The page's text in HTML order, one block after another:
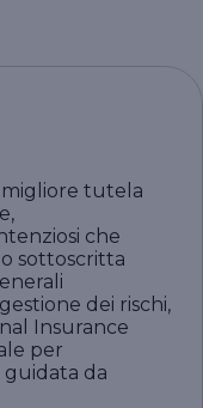
tutela
che
sottoscritta
dei rischi,
Insurance
per
guidata da